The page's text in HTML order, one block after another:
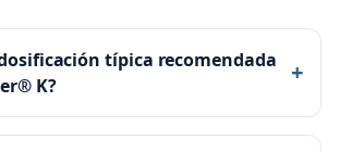
típica recomendada
K?
+